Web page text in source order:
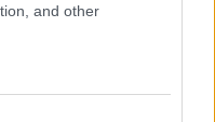
and other